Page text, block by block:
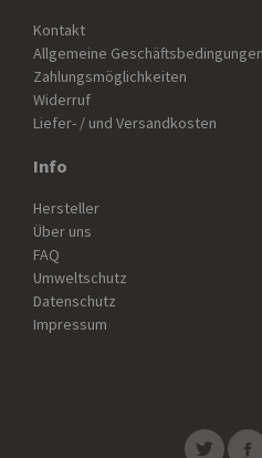
Kontakt
Allgemeine Geschäftsbedingungen
Zahlungsmöglichkeiten
Widerruf
Liefer- / und Versandkosten
Info
Hersteller
Über uns
FAQ
Umweltschutz
Datenschutz
Impressum